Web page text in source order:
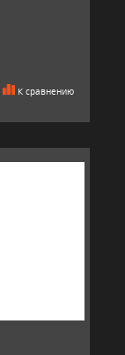
К сравнению